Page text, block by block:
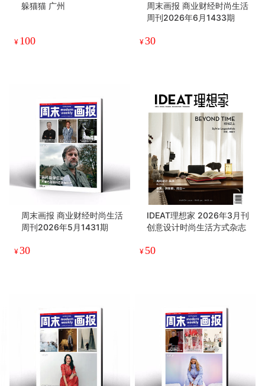
躲猫猫 广州
¥ 100
周末画报 商业财经时尚生活
周刊2026年6月1433期
¥30
周末画报 商业财经时尚生活
周刊2026年5月1431期
¥30
IDEAT理想家 2026年3月刊
创意设计时尚生活方式杂志
¥ 50